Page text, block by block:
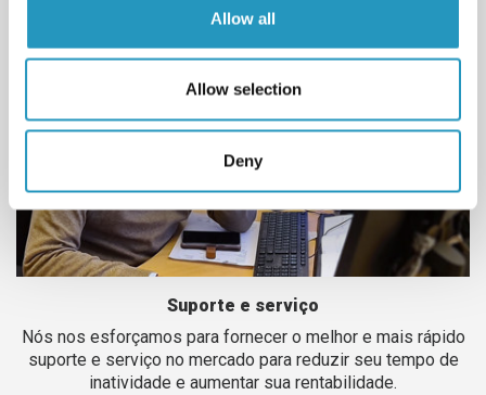
Allow all
Allow selection
Deny
Suporte e serviço
Nós nos esforçamos para fornecer o melhor e mais rápido
suporte e serviço no mercado para reduzir seu tempo de
inatividade e aumentar sua rentabilidade.